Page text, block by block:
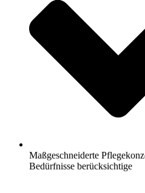
Maßgeschneiderte
Bedürfnisse berücksichtige